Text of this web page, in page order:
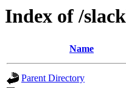
Index of /
Name
Parent Directory